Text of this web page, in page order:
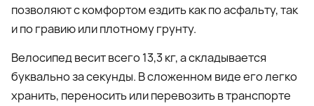
позволяют с комфортом ездить как по асфальту, так
и по гравию или плотному грунту.
Велосипед весит всего 13,3 кг, а складывается
буквально за секунды. В сложенном виде его легко
хранить, переносить или перевозить в транспорте